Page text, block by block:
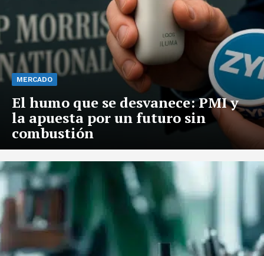
MERCADO
El humo que se desvanece: PMI y
la apuesta por un futuro sin
combustión